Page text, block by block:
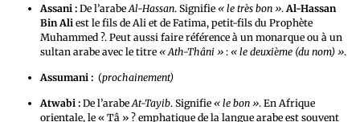
Assani : De l’arabe Al-Hassan. Signifie « le très bon ». Al-Hassan
Bin Ali est le fils de Ali et de Fatima, petit-fils du Prophète
Muhammed ?. Peut aussi faire référence à un monarque ou à un
sultan arabe avec le titre « Ath-Thâni » : « le deuxième (du nom) ».
Assumani : (prochainement)
Atwabi : De l’arabe At-Tayib. Signifie « le bon ». En Afrique
orientale, le « Tâ » ? emphatique de la langue arabe est souvent